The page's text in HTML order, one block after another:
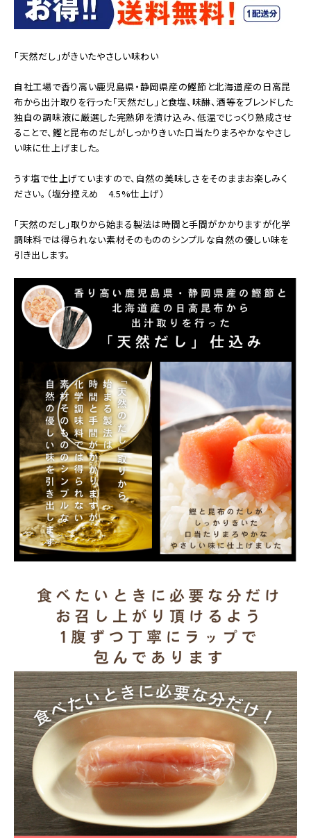
「天然だし｣がきいたやさしい味わい
自社工場で香り高い鹿児島県・静岡県産の鰹節と北海道産の日高昆
布から出汁取りを行った「天然だし」と食塩、味醂、酒等をブレンドした
独自の調味液に厳選した完熟卵を漬け込み、低温でじっくり熟成させ
ることで、鰹と昆布のだしがしっかりきいた口当たりまろやかなやさし
い味に仕上げました。
うす塩で仕上げていますので、自然の美味しさをそのままお楽しみく
ださい。（塩分控えめ 4.5%仕上げ）
｢天然のだし｣取りから始まる製法は時間と手間がかかりますが化学
調味料では得られない素材そのもののシンプルな自然の優しい味を
引き出します。